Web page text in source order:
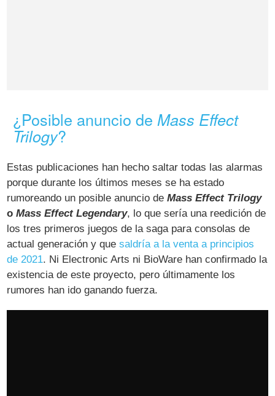
¿Posible anuncio de Mass Effect
Trilogy?
Estas publicaciones han hecho saltar todas las alarmas
porque durante los últimos meses se ha estado
rumoreando un posible anuncio deMass Effect Trilogy
oMass Effect Legendary, lo que sería una reedición de
los tres primeros juegos de la saga para consolas de
actual generación y quesaldría a la venta a principios
de 2021. Ni Electronic Arts ni BioWare han confirmado la
existencia de este proyecto, pero últimamente los
rumores han ido ganando fuerza.